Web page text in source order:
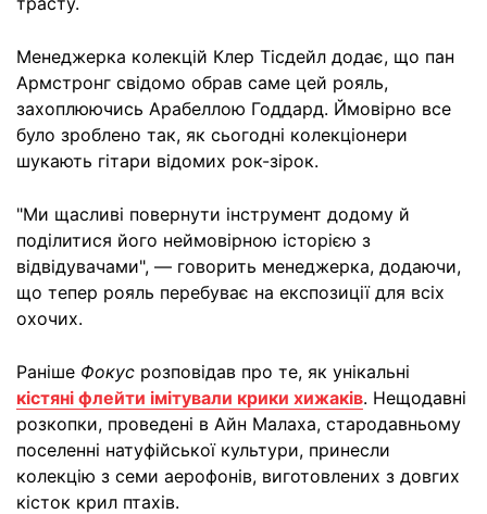
Менеджерка колекцій Клер Тісдейл додає, що пан
Армстронг свідомо обрав саме цей рояль,
захоплюючись Арабеллою Годдард. Ймовірно все
було зроблено так, як сьогодні колекціонери
шукають гітари відомих рок-зірок.
"Ми щасливі повернути інструмент додому й
поділитися його неймовірною історією з
відвідувачами", — говорить менеджерка, додаючи,
що тепер рояль перебуває на експозиції для всіх
охочих.
Раніше Фокус розповідав про те, як унікальні
кістяні флейти імітували крики хижаків. Нещодавні
розкопки, проведені в Айн Малаха, стародавньому
поселенні натуфійської культури, принесли
колекцію з семи аерофонів, виготовлених з довгих
кісток крил птахів.